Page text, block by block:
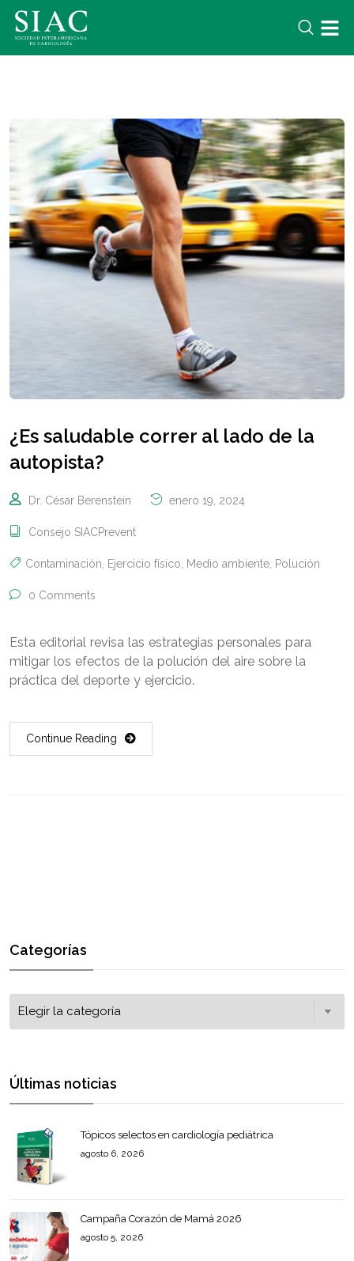
¿Es saludable correr al lado de la
autopista?
Dr. César Berenstein enero 19, 2024
Consejo SIACPrevent
Contaminación, Ejercicio físico, Medio ambiente, Polución
0 Comments
Esta editorial revisa las estrategias personales para
mitigar los efectos de la polución del aire sobre la
práctica del deporte y ejercicio.
Continue Reading
Categorías
Últimas noticias
Tópicos selectos en cardiología pediátrica
agosto 6, 2026
Campaña Corazón de Mamá 2026
agosto 5, 2026